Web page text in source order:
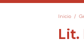
Inicio /
Lit.